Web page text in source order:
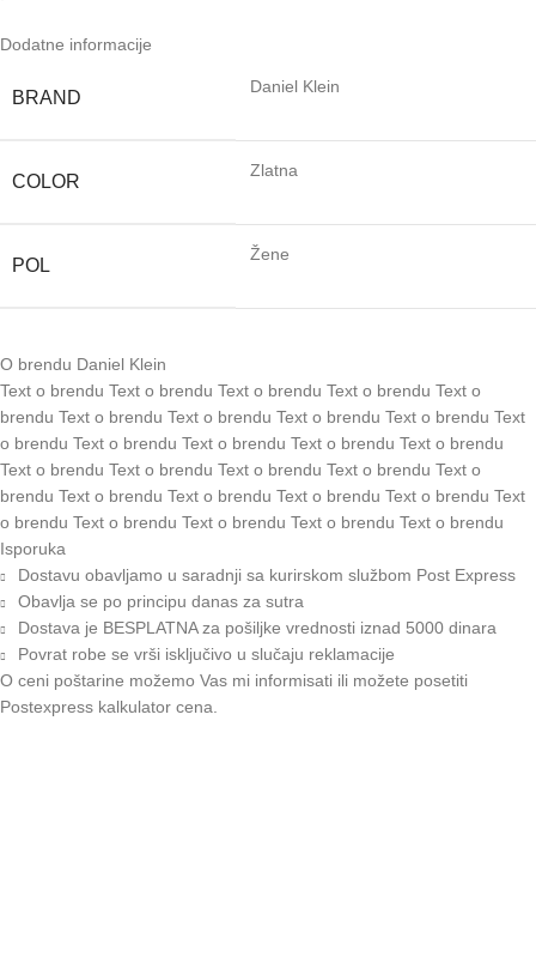
Dodatne informacije
BRAND
Daniel Klein
COLOR
Zlatna
POL
Žene
O brendu Daniel Klein
Text o brendu Text o brendu Text o brendu Text o brendu Text o
brendu Text o brendu Text o brendu Text o brendu Text o brendu Text
o brendu Text o brendu Text o brendu Text o brendu Text o brendu
Text o brendu Text o brendu Text o brendu Text o brendu Text o
brendu Text o brendu Text o brendu Text o brendu Text o brendu Text
o brendu Text o brendu Text o brendu Text o brendu Text o brendu
Isporuka
Dostavu obavljamo u saradnji sa kurirskom službom Post Express
Obavlja se po principu danas za sutra
Dostava je BESPLATNA za pošiljke vrednosti iznad 5000 dinara
Povrat robe se vrši isključivo u slučaju reklamacije
O ceni poštarine možemo Vas mi informisati ili možete posetiti
Postexpress kalkulator cena